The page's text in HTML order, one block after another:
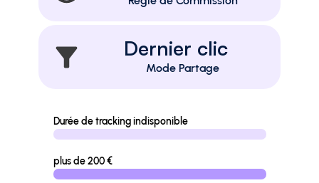
Dernier clic
Mode Partage
Durée de tracking indisponible
plus de 200 €